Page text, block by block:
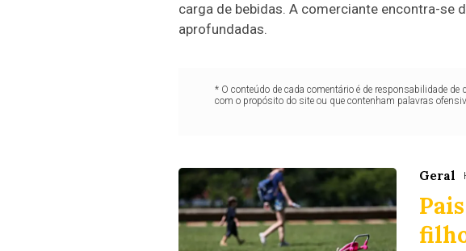
carga de bebidas. A comerciante encontra-se
aprofundadas.
* O conteúdo de cada comentário é de responsabilidade
com o propósito do site ou que contenham palavras
Geral